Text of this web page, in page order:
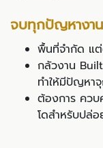
จบทุกปัญหางา
พื้นที่จำกัด แต่
กลัวงาน
ทำให้มีปัญหา
ต้องการ ควบ
โดสำหรับปล่อ